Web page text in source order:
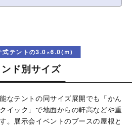
式テントの3.0×6.0(ｍ)
ド別サイズ
なテントの同サイズ展開でも「かん
イック」で地面からの軒高などや重
。展示会イベントのブースの屋根と